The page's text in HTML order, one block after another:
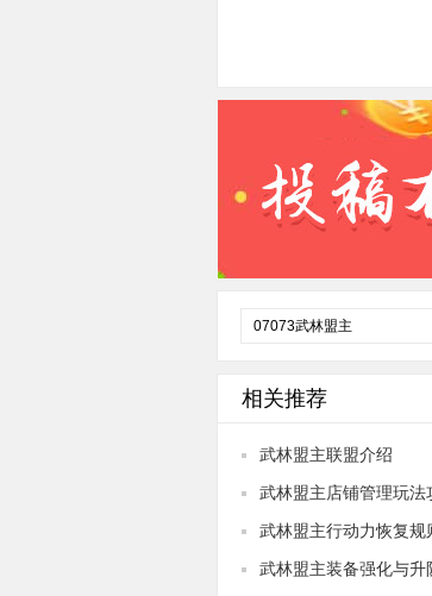
相关推荐
武林盟主联盟介绍
武林盟主店铺管理玩法
武林盟主行动力恢复规
武林盟主装备强化与升